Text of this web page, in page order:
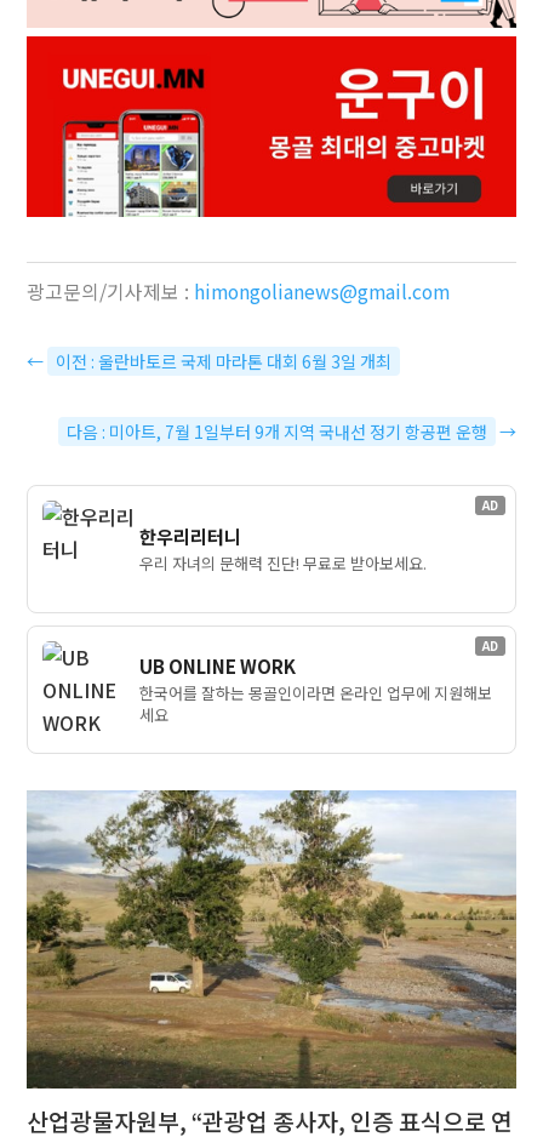
광고문의/기사제보 : himongolianews@gmail.com
← 이전 : 울란바토르 국제 마라톤 대회 6월 3일 개최
다음 : 미아트, 7월 1일부터 9개 지역 국내선 정기 항공편 운행 →
AD
한우리리터니
우리 자녀의 문해력 진단! 무료로 받아보세요.
AD
UB ONLINE WORK
한국어를 잘하는 몽골인이라면 온라인 업무에 지원해보
세요
산업광물자원부, “관광업 종사자, 인증 표식으로 연